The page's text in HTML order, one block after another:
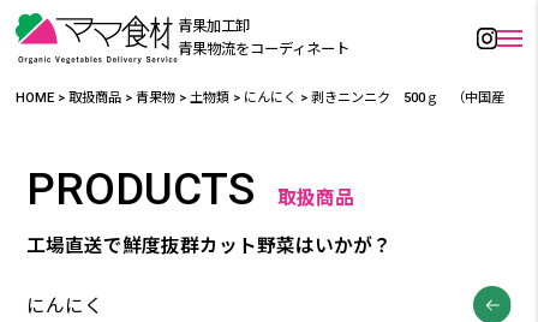
青果加工卸
青果物流をコーディネート
HOME >取扱商品 >青果物 >土物類 > にんにく >剥きニンニク 500ｇ （中国産
PRODUCTS 取扱商品
工場直送で鮮度抜群カット野菜はいかが？
にんにく